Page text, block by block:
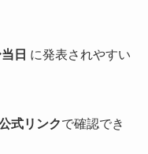
日 に発表されやすい
式リンクで確認でき